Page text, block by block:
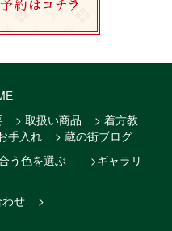
> 取扱い商品
> 着方教
手入れ
> 蔵の街ブログ
う色を選ぶ
>ギャラリ
せ
>